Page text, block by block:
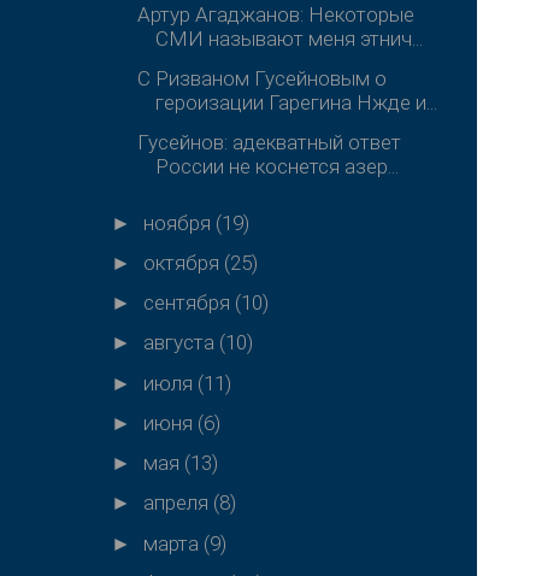
Артур Агаджанов: Некоторые
СМИ называют меня этнич...
С Ризваном Гусейновым о
героизации Гарегина Нжде и...
Гусейнов: адекватный ответ
России не коснется азер...
► ноября (19)
► октября (25)
► сентября (10)
► августа (10)
► июля (11)
► июня (6)
► мая (13)
► апреля (8)
► марта (9)